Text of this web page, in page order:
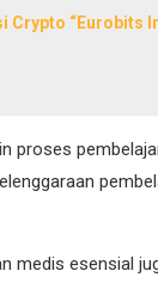
Crypto “Eurobits
proses
medis esensial